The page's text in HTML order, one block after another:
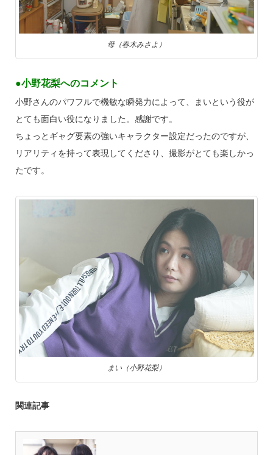
母（春木みさよ）
●小野花梨へのコメント
小野さんのパワフルで機敏な瞬発力によって、まいという役が
とても面白い役になりました。感謝です。
ちょっとギャグ要素の強いキャラクター設定だったのですが、
リアリティを持って表現してくださり、撮影がとても楽しかっ
たです。
まい（小野花梨）
関連記事